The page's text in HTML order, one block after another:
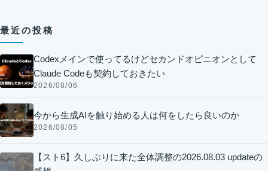
最近の投稿
Codexメインで使ってるけどセカンドオピニオンとして
Claude Codeも契約しておきたい
2026/08/06
今から生成AIを触り始める人は何をしたら良いのか
2026/08/05
【スト6】久しぶりに来た全体調整の2026.08.03 updateの